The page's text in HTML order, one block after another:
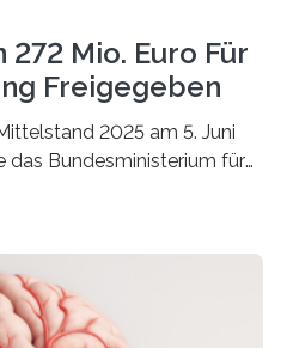
Mio. Euro Für
Freigegeben
2025 am 5. Juni
das Bundesministerium für
in
freigegeben – unter
der
Industrielle